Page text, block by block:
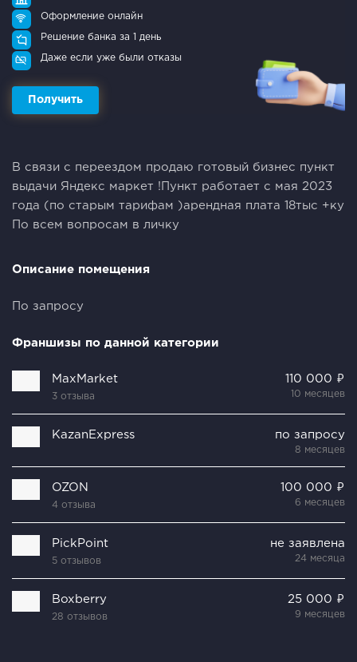
Оформление онлайн
Решение банка за 1 день
Даже если уже были отказы
Получить
В связи с переездом продаю готовый бизнес пункт
выдачи Яндекс маркет !Пункт работает с мая 2023
года (по старым тарифам )арендная плата 18тыс +ку
По всем вопросам в личку
Описание помещения
По запросу
Франшизы по данной категории
MaxMarket
3 отзыва
110 000 ₽
10 месяцев
KazanExpress по запросу
8 месяцев
OZON
4 отзыва
100 000 ₽
6 месяцев
PickPoint
5 отзывов
не заявлена
24 месяца
Boxberry
28 отзывов
25 000 ₽
9 месяцев